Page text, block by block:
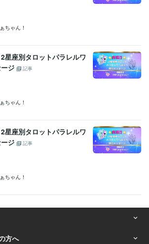
ちゃん！
星座別タロットパラレルワ
ジ
記事
ちゃん！
星座別タロットパラレルワ
ジ
記事
ちゃん！